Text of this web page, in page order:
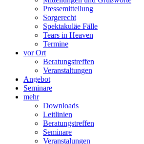
Pressemitteilung
Sorgerecht
Spektakuläe Fälle
Tears in Heaven
Termine
vor Ort
Beratungstreffen
Veranstaltungen
Angebot
Seminare
mehr
Downloads
Leitlinien
Beratungstreffen
Seminare
Veranstalungen